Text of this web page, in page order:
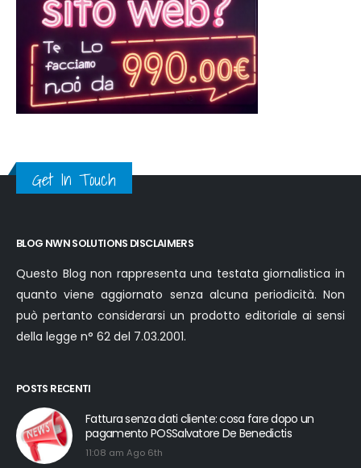
Get In Touch
BLOG NWN SOLUTIONS DISCLAIMERS
Questo Blog non rappresenta una testata giornalistica in
quanto viene aggiornato senza alcuna periodicità. Non
può pertanto considerarsi un prodotto editoriale ai sensi
della legge n° 62 del 7.03.2001.
POSTS RECENTI
Fattura senza dati cliente: cosa fare dopo un
pagamento POSSalvatore De Benedictis
11:08 am Ago 6th